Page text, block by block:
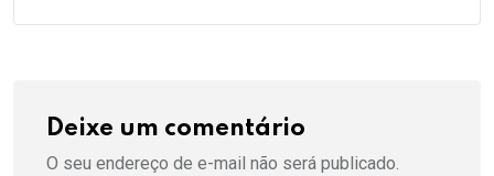
Deixe um comentário
O seu endereço de e-mail não será publicado.